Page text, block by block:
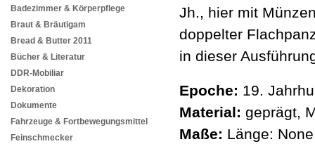
Badezimmer & Körperpflege
Braut & Bräutigam
Bread & Butter 2011
Bücher & Literatur
DDR-Mobiliar
Dekoration
Dokumente
Fahrzeuge & Fortbewegungsmittel
Feinschmecker
Jh., hier mit
doppelter
in dieser
Epoche: 19.
Material: geprägt,
Maße: Länge: